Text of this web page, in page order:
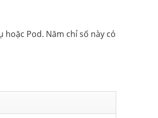
Pod. Năm chỉ số này có